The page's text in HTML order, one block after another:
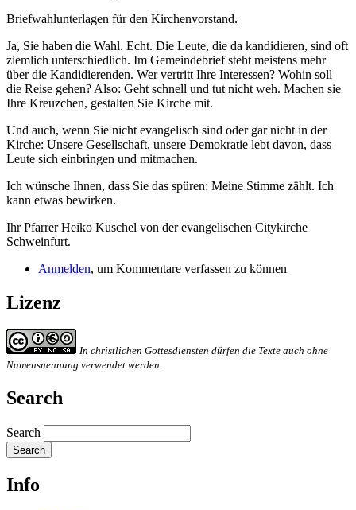
Briefwahlunterlagen für den Kirchenvorstand.
Ja, Sie haben die Wahl. Echt. Die Leute, die da kandidieren, sind oft
ziemlich unterschiedlich. Im Gemeindebrief steht meistens mehr
über die Kandidierenden. Wer vertritt Ihre Interessen? Wohin soll
die Reise gehen? Also: Geht schnell und tut nicht weh. Machen sie
Ihre Kreuzchen, gestalten Sie Kirche mit.
Und auch, wenn Sie nicht evangelisch sind oder gar nicht in der
Kirche: Unsere Gesellschaft, unsere Demokratie lebt davon, dass
Leute sich einbringen und mitmachen.
Ich wünsche Ihnen, dass Sie das spüren: Meine Stimme zählt. Ich
kann etwas bewirken.
Ihr Pfarrer Heiko Kuschel von der evangelischen Citykirche
Schweinfurt.
Anmelden, um Kommentare verfassen zu können
Lizenz
In christlichen Gottesdiensten dürfen die Texte auch ohne
Namensnennung verwendet werden.
Search
Search
Info